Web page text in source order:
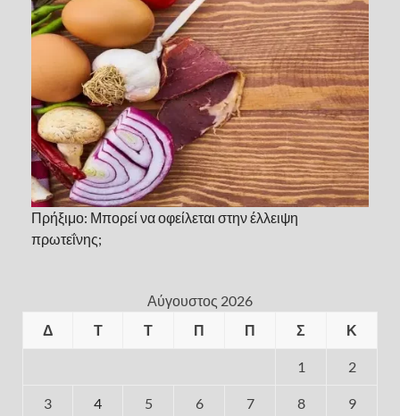
Πρήξιμο: Μπορεί να οφείλεται στην έλλειψη
πρωτεΐνης;
Αύγουστος 2026
Δ
Τ Τ Π Π Σ Κ
1 2
3 4 5 6 7 8 9